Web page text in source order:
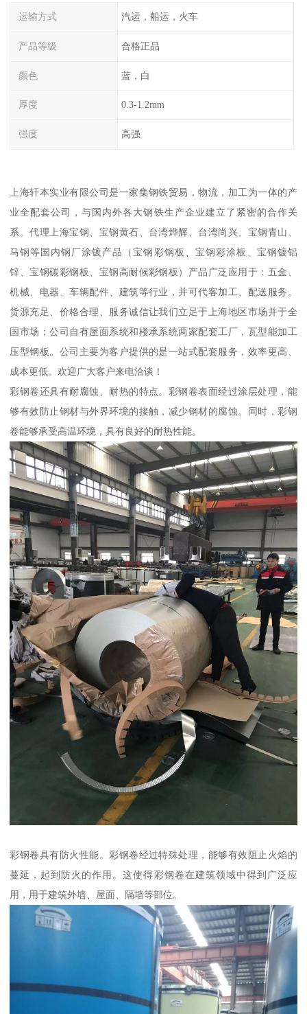
运输方式 汽运，船运，火车
产品等级 合格正品
颜色 蓝，白
厚度 0.3-1.2mm
强度 高强
上海轩本实业有限公司是一家集钢铁贸易，物流，加工为一体的产
业全配套公司，与国内外各大钢铁生产企业建立了紧密的合作关
系。代理上海宝钢、宝钢黄石、台湾烨辉、台湾尚兴、宝钢青山、
马钢等国内钢厂涂镀产品（宝钢彩钢板、宝钢彩涂板、宝钢镀铝
锌、宝钢碳彩钢板、宝钢高耐候彩钢板）产品广泛应用于：五金、
机械、电器、车辆配件、建筑等行业，并可代客加工、配送服务。
货源充足、价格合理、服务诚信让我们立足于上海地区市场并于全
国市场；公司自有屋面系统和楼承系统两家配套工厂，瓦型能加工
压型钢板。公司主要为客户提供的是一站式配套服务，效率更高、
成本更低。欢迎广大客户来电洽谈！
彩钢卷还具有耐腐蚀、耐热的特点。彩钢卷表面经过涂层处理，能
够有效防止钢材与外界环境的接触，减少钢材的腐蚀。同时，彩钢
卷能够承受高温环境，具有良好的耐热性能。
彩钢卷具有防火性能。彩钢卷经过特殊处理，能够有效阻止火焰的
蔓延，起到防火的作用。这使得彩钢卷在建筑领域中得到广泛应
用，用于建筑外墙、屋面、隔墙等部位。